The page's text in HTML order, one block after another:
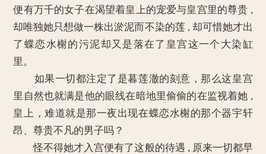
便有万千的女子在渴望着皇上的宠爱与皇宫里的尊贵 ,
却唯独她只想做一株出淤泥而不染的莲 , 却可惜她才出
了蝶恋水榭的污泥却又是落在了皇宫这一个大染缸
里。
如果一切都注定了是暮莲澈的刻意，那么这皇宫
里自然也就满是他的眼线在暗地里偷偷的在监视着她 ,
皇上，难道就是那一夜出现在蝶恋水榭的那个器宇轩
昂、尊贵不凡的男子吗？
怪不得她才入宫便有了这般的待遇 , 原来一切都早